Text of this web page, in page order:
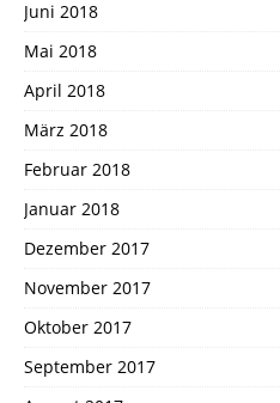
Juni 2018
Mai 2018
April 2018
März 2018
Februar 2018
Januar 2018
Dezember 2017
November 2017
Oktober 2017
September 2017